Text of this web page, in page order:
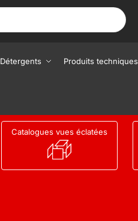
Détergents Produits techniques
Catalogues vues éclatées